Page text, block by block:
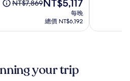
原
NT$7,869，
準
房
NT$7,869
價
NT$5,117
每晚
總價 NT$6,192
子
(5722)
your trip